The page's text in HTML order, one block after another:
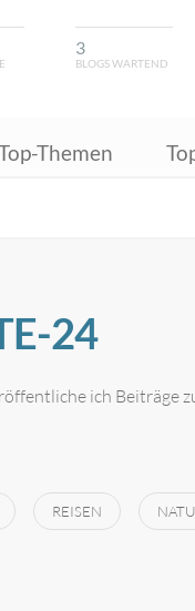
3
BLOGS WARTEND
Themen
24
ich Beiträge
REISEN